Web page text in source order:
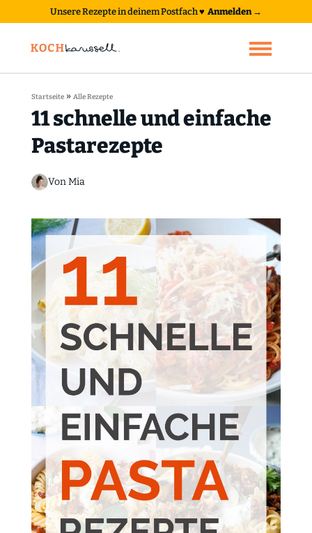
Unsere Rezepte in deinem Postfach♥ Anmelden →
Startseite» Alle Rezepte
11 schnelle und einfache
Pastarezepte
Von Mia